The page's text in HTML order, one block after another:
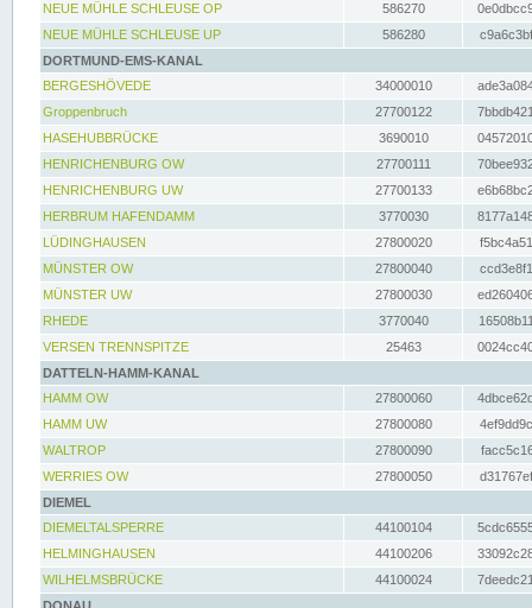
NEUE MÜHLE SCHLEUSE OP
586270
NEUE MÜHLE SCHLEUSE UP
586280
DORTMUND-EMS-KANAL
BERGESHÖVEDE
34000010
Groppenbruch
27700122
HASEHUBBRÜCKE
3690010
HENRICHENBURG OW
27700111
HENRICHENBURG UW
27700133
HERBRUM HAFENDAMM
3770030
LÜDINGHAUSEN
27800020
MÜNSTER OW
27800040
MÜNSTER UW
27800030
RHEDE
3770040
VERSEN TRENNSPITZE
25463
DATTELN-HAMM-KANAL
HAMM OW
27800060
HAMM UW
27800080
WALTROP
27800090
WERRIES OW
27800050
DIEMEL
DIEMELTALSPERRE
44100104
HELMINGHAUSEN
44100206
WILHELMSBRÜCKE
44100024